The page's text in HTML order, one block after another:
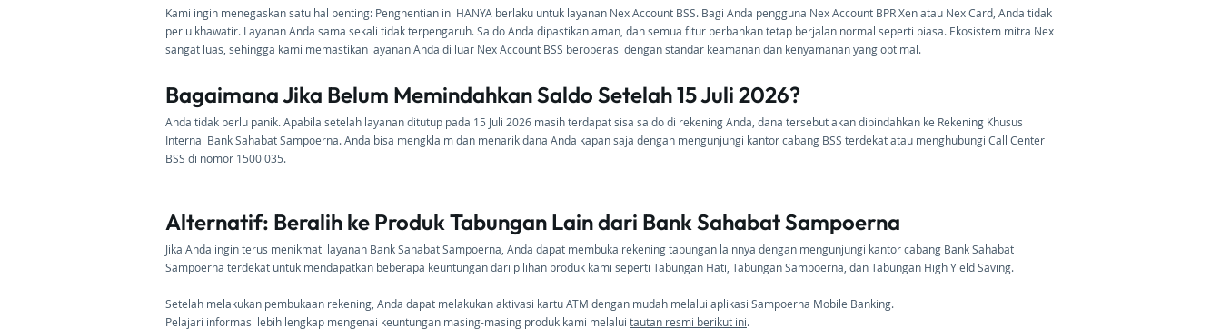
Kami ingin menegaskan satu hal penting: Penghentian ini HANYA berlaku untuk layanan Nex Account BSS. Bagi Anda pengguna Nex Account BPR Xen atau Nex Card, Anda tidak
perlu khawatir. Layanan Anda sama sekali tidak terpengaruh. Saldo Anda dipastikan aman, dan semua fitur perbankan tetap berjalan normal seperti biasa. Ekosistem mitra Nex
sangat luas, sehingga kami memastikan layanan Anda di luar Nex Account BSS beroperasi dengan standar keamanan dan kenyamanan yang optimal.
Bagaimana Jika Belum Memindahkan Saldo Setelah 15 Juli 2026?
Anda tidak perlu panik. Apabila setelah layanan ditutup pada 15 Juli 2026 masih terdapat sisa saldo di rekening Anda, dana tersebut akan dipindahkan ke Rekening Khusus
Internal Bank Sahabat Sampoerna. Anda bisa mengklaim dan menarik dana Anda kapan saja dengan mengunjungi kantor cabang BSS terdekat atau menghubungi Call Center
BSS di nomor 1500 035.
Alternatif: Beralih ke Produk Tabungan Lain dari Bank Sahabat Sampoerna
Jika Anda ingin terus menikmati layanan Bank Sahabat Sampoerna, Anda dapat membuka rekening tabungan lainnya dengan mengunjungi kantor cabang Bank Sahabat
Sampoerna terdekat untuk mendapatkan beberapa keuntungan dari pilihan produk kami seperti Tabungan Hati, Tabungan Sampoerna, dan Tabungan High Yield Saving.
Setelah melakukan pembukaan rekening, Anda dapat melakukan aktivasi kartu ATM dengan mudah melalui aplikasi Sampoerna Mobile Banking.
Pelajari informasi lebih lengkap mengenai keuntungan masing-masing produk kami melalui tautan resmi berikut ini.